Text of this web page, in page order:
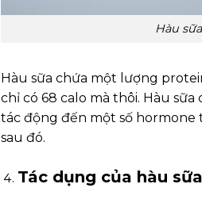
Hàu
Hàu sữa chứa một lượng
chỉ có 68 calo mà thôi. Hàu
tác động đến một số hormone
sau đó.
Tác dụng của hàu